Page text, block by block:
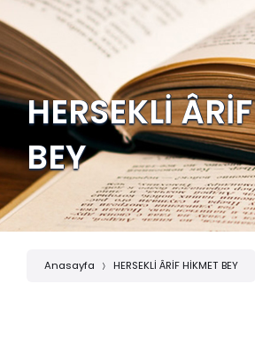
HERSEKLİ
BEY
Anasayfa HERSEKLİ ÂRİF HİKMET BEY